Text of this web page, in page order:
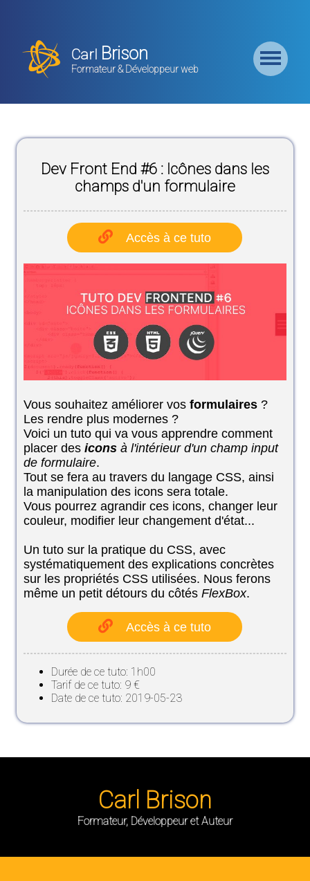
Carl Brison
Formateur & Développeur web
Formation
Backend
Formation
Frontend
Formation
Logiciel
Bundles
Dev Front End #6 : Icônes dans les
champs d'un formulaire
Accès à ce tuto
Vous souhaitez améliorer vos formulaires ?
Les rendre plus modernes ?
Voici un tuto qui va vous apprendre comment
placer des icons à l'intérieur d'un champ input
de formulaire.
Tout se fera au travers du langage CSS, ainsi
la manipulation des icons sera totale.
Vous pourrez agrandir ces icons, changer leur
couleur, modifier leur changement d'état...
Un tuto sur la pratique du CSS, avec
systématiquement des explications concrètes
sur les propriétés CSS utilisées. Nous ferons
même un petit détours du côtés FlexBox.
Accès à ce tuto
Durée de ce tuto: 1h00
Tarif de ce tuto: 9 €
Date de ce tuto: 2019-05-23
Carl Brison
Formateur, Développeur et Auteur